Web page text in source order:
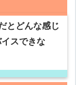
とどんな感じ
スできな